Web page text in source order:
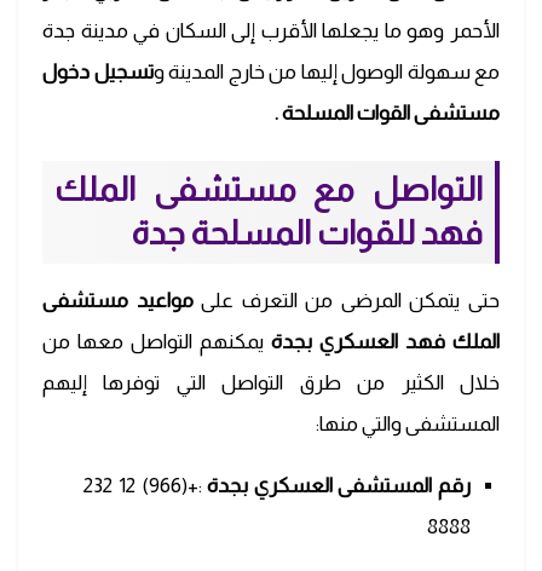
الأحمر وهو ما يجعلها الأقرب إلى السكان في مدينة جدة
مع سهولة الوصول إليها من خارج المدينة وتسجيل دخول
مستشفى القوات المسلحة .
التواصل مع مستشفى الملك
فهد للقوات المسلحة جدة
حتى يتمكن المرضى من التعرف علىمواعيد مستشفى
الملك فهد العسكري بجدة يمكنهم التواصل معها من
خلال الكثير من طرق التواصل التي توفرها إليهم
المستشفى والتي منها:
رقم المستشفى العسكري بجدة
:+(966) 12 232
8888